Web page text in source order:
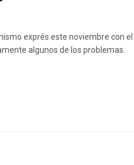
exprés este noviembre con el
algunos de los problemas.